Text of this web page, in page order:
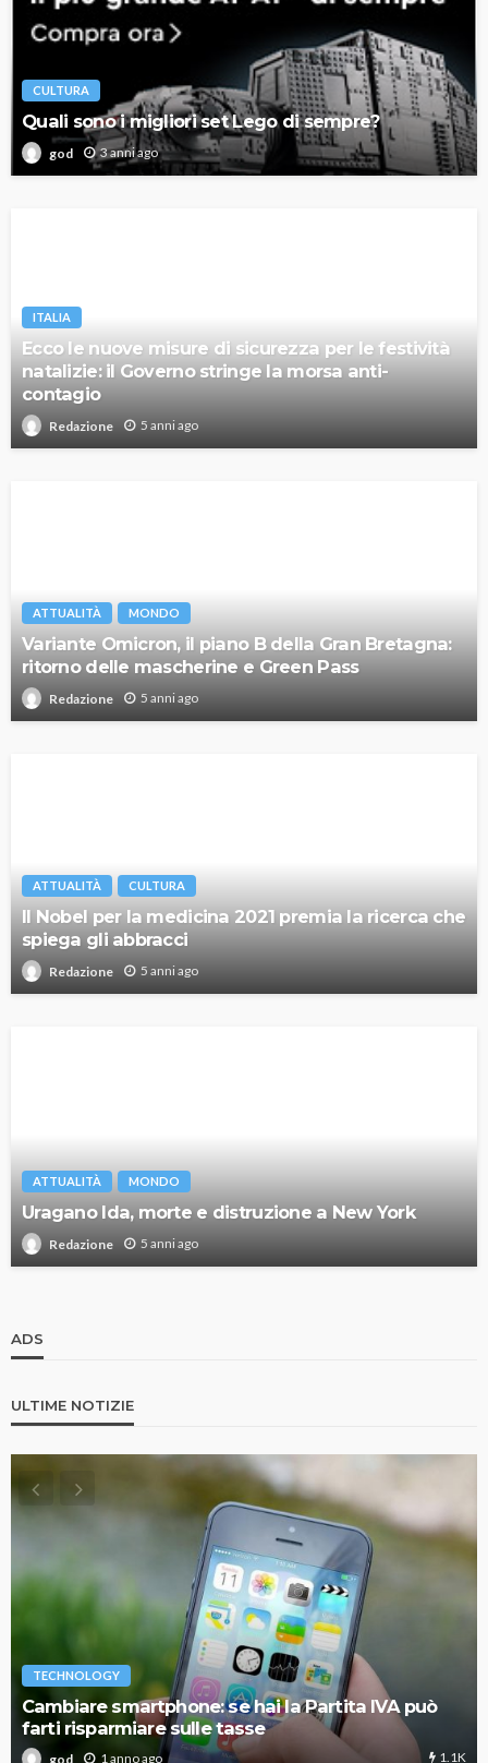
CULTURA
Quali sono i migliori set Lego di sempre?
god 3 anni ago
ITALIA
Ecco le nuove misure di sicurezza per le festività
natalizie: il Governo stringe la morsa anti-
contagio
Redazione 5 anni ago
ATTUALITÀ MONDO
Variante Omicron, il piano B della Gran Bretagna:
ritorno delle mascherine e Green Pass
Redazione 5 anni ago
ATTUALITÀ CULTURA
Il Nobel per la medicina 2021 premia la ricerca che
spiega gli abbracci
Redazione 5 anni ago
ATTUALITÀ MONDO
Uragano Ida, morte e distruzione a New York
Redazione 5 anni ago
ADS
ULTIME NOTIZIE
TECHNOLOGY
Cambiare smartphone: se hai la Partita IVA può
farti risparmiare sulle tasse
god 1 anno ago 1.1K